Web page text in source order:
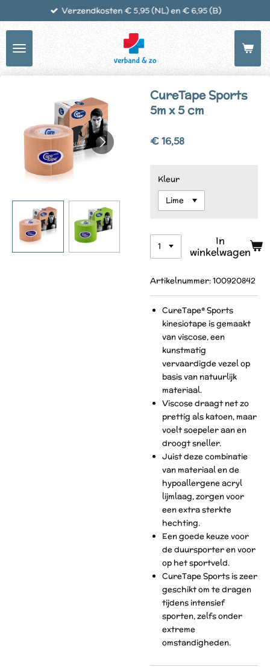
de
hoofdinhoud
Verzendkosten € 5,95 (NL) en € 6,95 (B)
CureTape Sports
5m x 5 cm
€ 16,58
Kleur
In
winkelwagen
Artikelnummer:100920842
CureTape® Sports
kinesiotape is gemaakt
van viscose, een
kunstmatig
vervaardigde vezel op
basis van natuurlijk
materiaal.
Viscose draagt net zo
prettig als katoen, maar
voelt soepeler aan en
droogt sneller.
Juist deze combinatie
van materiaal en de
hypoallergene acryl
lijmlaag, zorgen voor
een extra sterkte
hechting.
Een goede keuze voor
de duursporter en voor
op het sportveld.
CureTape Sports is zeer
geschikt om te dragen
tijdens intensief
sporten, zelfs onder
extreme
omstandigheden.